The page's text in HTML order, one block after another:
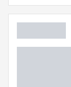
Hauptfarbe